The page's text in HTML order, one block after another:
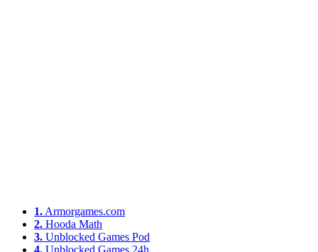
1. Armorgames.com
2. Hooda Math
3. Unblocked Games Pod